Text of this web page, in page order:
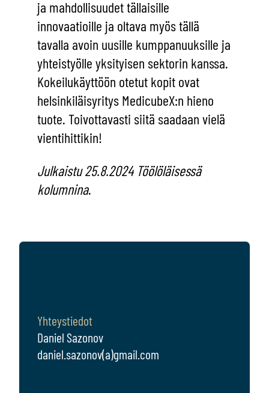
ja mahdollisuudet tällaisille
innovaatioille ja oltava myös tällä
tavalla avoin uusille kumppanuuksille ja
yhteistyölle yksityisen sektorin kanssa.
Kokeilukäyttöön otetut kopit ovat
helsinkiläisyritys MedicubeX:n hieno
tuote. Toivottavasti siitä saadaan vielä
vientihittikin!
Julkaistu 25.8.2024 Töölöläisessä
kolumnina.
Yhteystiedot
Daniel Sazonov
daniel.sazonov(a)gmail.com